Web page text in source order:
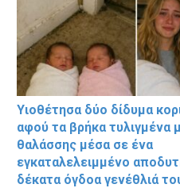
Υιοθέτησα δύο δίδυμα
αφού τα βρήκα τυλιγμένα
θαλάσσης μέσα σε ένα
εγκαταλελειμμένο
δέκατα όγδοα γενέθλιά